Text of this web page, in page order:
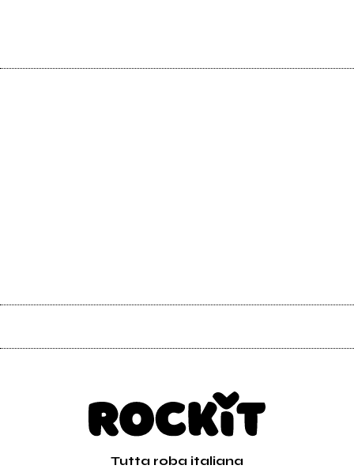
Tutta roba italiana